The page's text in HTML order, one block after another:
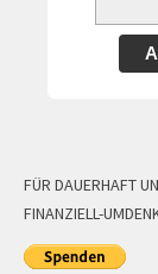
FÜR DAUERHAFT
FINANZIELL-